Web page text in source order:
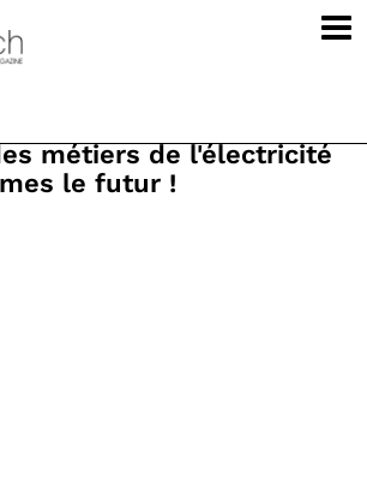
métiers de l'électricité
le futur !